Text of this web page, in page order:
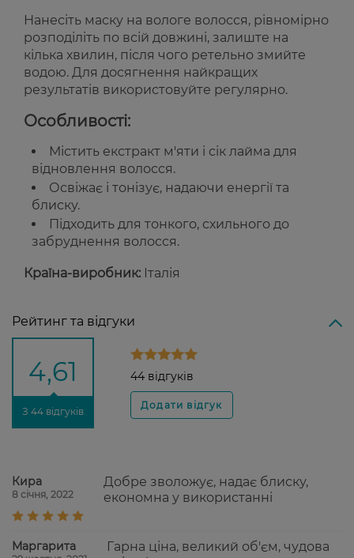
Нанесіть маску на вологе волосся, рівномірно
розподіліть по всій довжині, залиште на
кілька хвилин, після чого ретельно змийте
водою. Для досягнення найкращих
результатів використовуйте регулярно.
Особливості:
Містить екстракт м'яти і сік лайма для
відновлення волосся.
Освіжає і тонізує, надаючи енергії та
блиску.
Підходить для тонкого, схильного до
забруднення волосся.
Країна-виробник: Італія
Рейтинг та відгуки
4,61
З 44 відгуків
44 відгуків
Кира
8 січня, 2022
Добре зволожує, надає блиску,
економна у використанні
Маргарита
Гарна ціна, великий об'єм, чудова